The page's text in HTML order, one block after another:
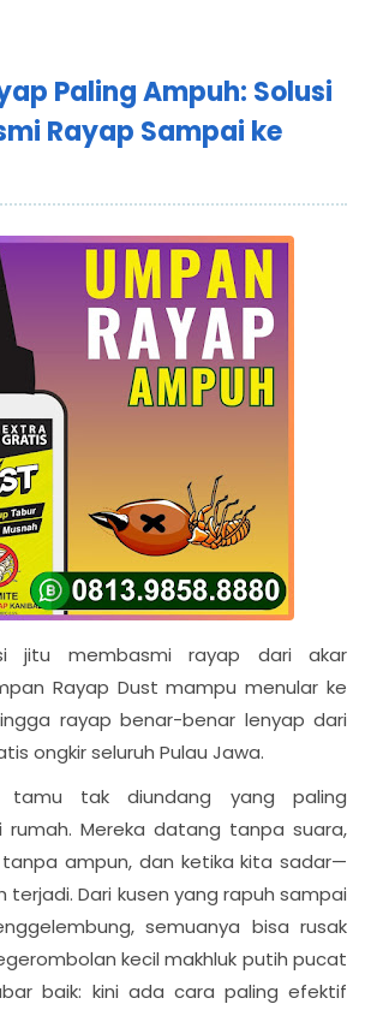
Paling Ampuh: Solusi
Rayap Sampai ke
jitu membasmi rayap dari akar
Rayap Dust mampu menular ke
rayap benar-benar lenyap dari
ongkir seluruh Pulau Jawa.
tamu tak diundang yang paling
rumah. Mereka datang tanpa suara,
ampun, dan ketika kita sadar—
terjadi. Dari kusen yang rapuh sampai
semuanya bisa rusak
kecil makhluk putih pucat
baik: kini ada cara paling efektif